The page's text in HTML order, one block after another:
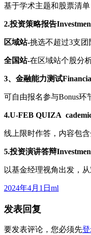
基于学术主题和股票清
2.投资策略报告
区域站-挑选不超过3支
全国站-在区域站个股分
3、金融能力测试
可自由报名参与Bonus
4.U-FEB QUIZA
线上限时作答，内容包
5.投资演讲答辩
以基金经理视角出发，
发
于
2024年4月1日 作
ml
发表回复
要发表评论，您必须先